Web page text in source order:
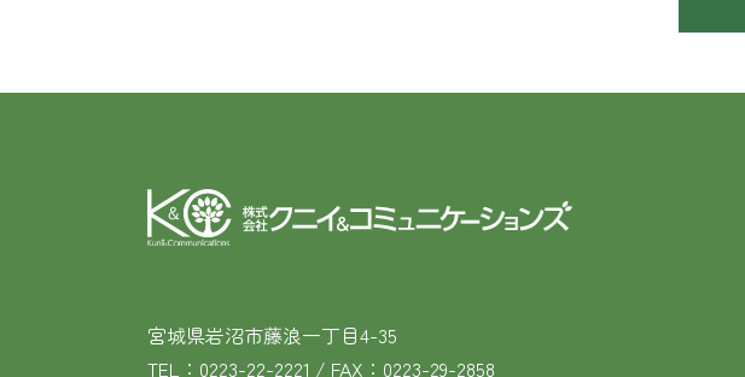
宮城県岩沼市藤浪一丁目4-35
TEL：0223-22-2221 / FAX：0223-29-2858